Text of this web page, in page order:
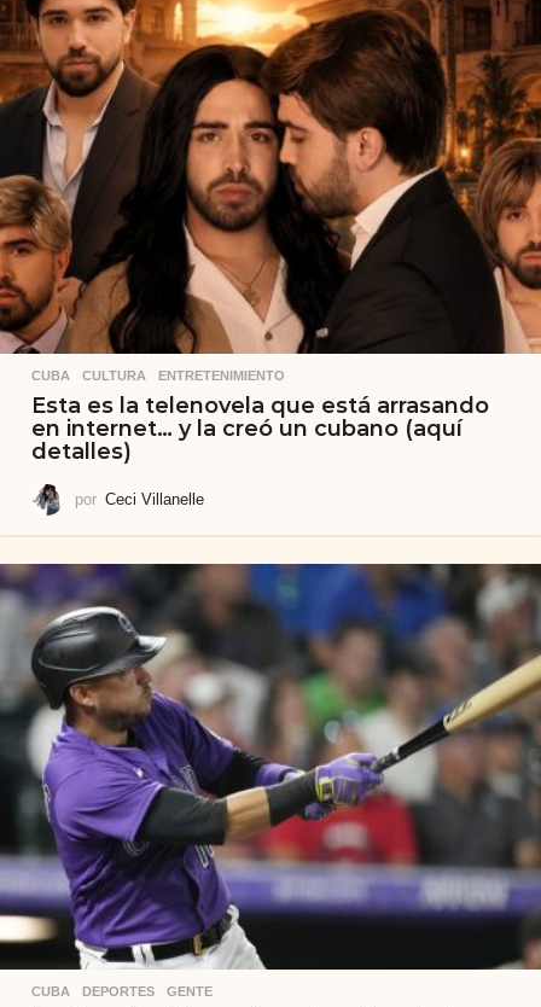
CUBA ,CULTURA ,ENTRETENIMIENTO
Esta es la telenovela que está arrasando
en internet… y la creó un cubano (aquí
detalles)
por Ceci Villanelle
CUBA ,DEPORTES ,GENTE